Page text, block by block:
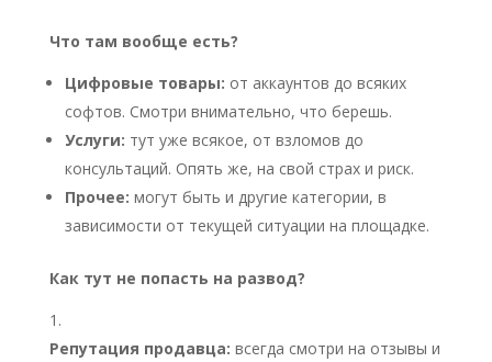
Что там вообще есть?
Цифровые товары: от аккаунтов до всяких
софтов. Смотри внимательно, что берешь.
Услуги: тут уже всякое, от взломов до
консультаций. Опять же, на свой страх и риск.
Прочее: могут быть и другие категории, в
зависимости от текущей ситуации на площадке.
Как тут не попасть на развод?
Репутация продавца: всегда смотри на отзывы и